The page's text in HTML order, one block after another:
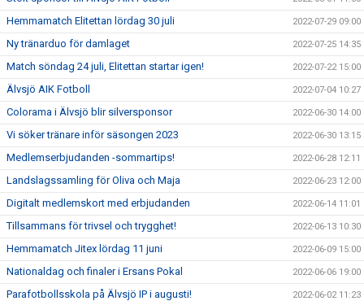
Hemmamatch Elitettan lördag 30 juli 2022-07-29 09:00
Ny tränarduo för damlaget 2022-07-25 14:35
Match söndag 24 juli, Elitettan startar igen! 2022-07-22 15:00
Älvsjö AIK Fotboll 2022-07-04 10:27
Colorama i Älvsjö blir silversponsor 2022-06-30 14:00
Vi söker tränare inför säsongen 2023 2022-06-30 13:15
Medlemserbjudanden -sommartips! 2022-06-28 12:11
Landslagssamling för Oliva och Maja 2022-06-23 12:00
Digitalt medlemskort med erbjudanden 2022-06-14 11:01
Tillsammans för trivsel och trygghet! 2022-06-13 10:30
Hemmamatch Jitex lördag 11 juni 2022-06-09 15:00
Nationaldag och finaler i Ersans Pokal 2022-06-06 19:00
Parafotbollsskola på Älvsjö IP i augusti! 2022-06-02 11:23